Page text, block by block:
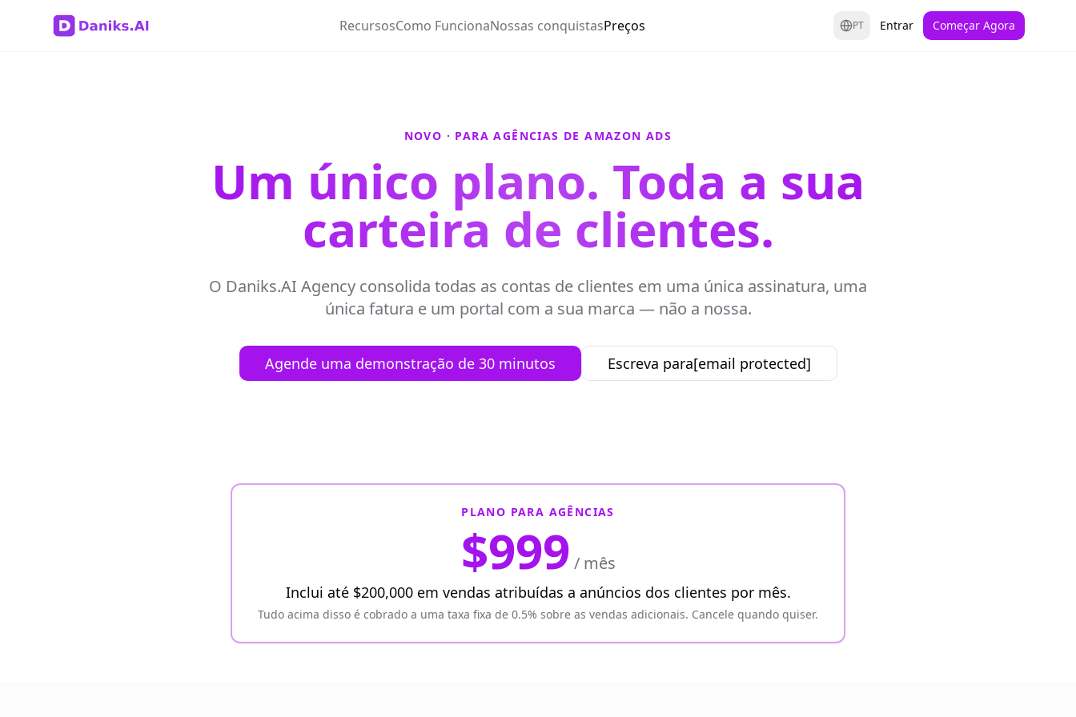
RecursosComo FuncionaNossas conquistasPreços PT Entrar Começar Agora
NOVO · PARA AGÊNCIAS DE AMAZON ADS
Um único plano. Toda a sua
carteira de clientes.
O Daniks.AI Agency consolida todas as contas de clientes em uma única assinatura, uma
única fatura e um portal com a sua marca — não a nossa.
Agende uma demonstração de 30 minutos Escreva para[email protected]
PLANO PARA AGÊNCIAS
$999 / mês
Inclui até $200,000 em vendas atribuídas a anúncios dos clientes por mês.
Tudo acima disso é cobrado a uma taxa fixa de 0.5% sobre as vendas adicionais. Cancele quando quiser.